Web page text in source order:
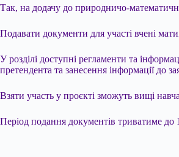
Так, на додачу до природничо-
Подавати документи для участі вчені
У розділі доступні регламенти та
претендента та занесення інформації до
Взяти участь у проєкті зможуть вищі
Період подання документів триватиме до